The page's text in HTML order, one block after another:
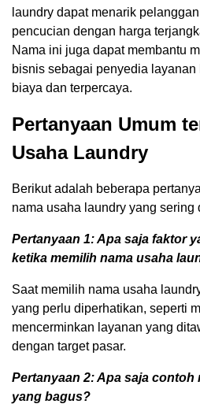
laundry dapat menarik
pencucian dengan harga
Nama ini juga dapat membantu
bisnis sebagai penyedia
biaya dan terpercaya.
Pertanyaan Umum
Usaha Laundry
Berikut adalah beberapa
nama usaha laundry yang sering
Pertanyaan 1: Apa saja faktor
ketika memilih nama usaha
Saat memilih nama usaha
yang perlu diperhatikan, seperti
mencerminkan layanan yang
dengan target pasar.
Pertanyaan 2: Apa saja contoh
yang bagus?